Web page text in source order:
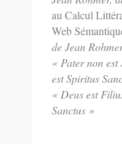
au Calcul
Web
de Jean
« Pater non
est Spiritus
« Deus est
Sanctus »